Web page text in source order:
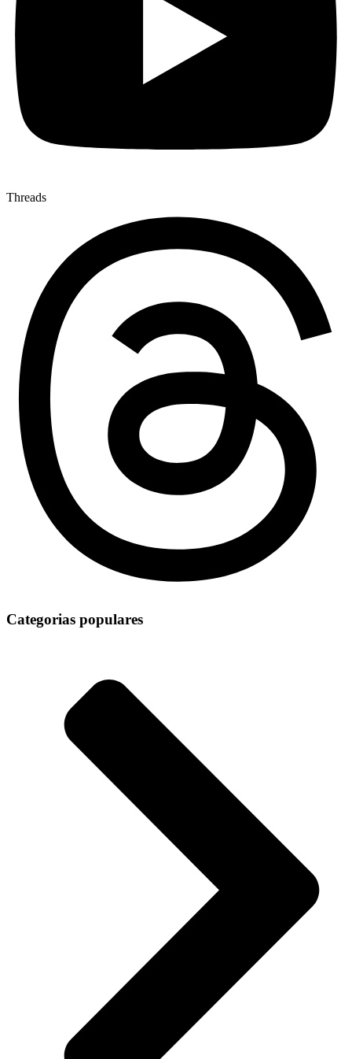
Threads
Categorias populares